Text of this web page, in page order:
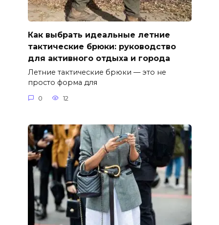
Как выбрать идеальные летние
тактические брюки: руководство
для активного отдыха и города
Летние тактические брюки — это не
просто форма для
0 12